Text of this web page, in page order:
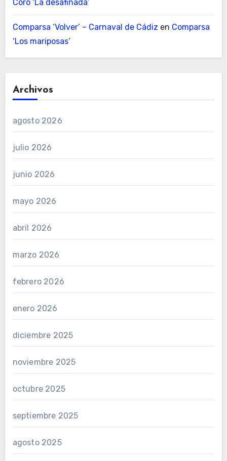
Coro ‘La desafinada’
Comparsa ‘Volver’ – Carnaval de Cádiz en Comparsa
‘Los mariposas’
Archivos
agosto 2026
julio 2026
junio 2026
mayo 2026
abril 2026
marzo 2026
febrero 2026
enero 2026
diciembre 2025
noviembre 2025
octubre 2025
septiembre 2025
agosto 2025